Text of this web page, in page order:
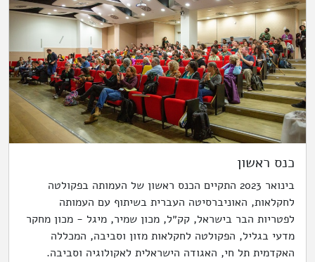
כנס ראשון
בינואר 2023 התקיים הכנס ראשון של העמותה בפקולטה
לחקלאות, האוניברסיטה העברית בשיתוף עם העמותה
לפטריות הבר בישראל, קק״ל, מכון שמיר, מיגל - מכון מחקר
מדעי בגליל, הפקולטה לחקלאות מזון וסביבה, המכללה
האקדמית תל חי, האגודה הישראלית לאקולוגיה וסביבה.